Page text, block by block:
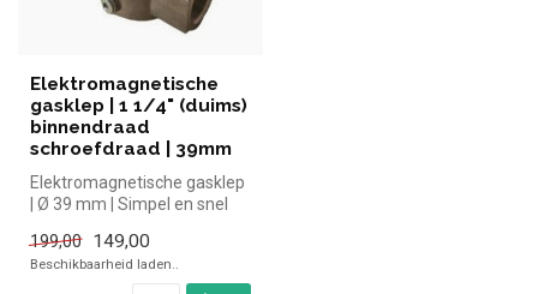
Elektromagnetische
gasklep | 1 1/4" (duims)
binnendraad
schroefdraad | 39mm
Elektromagnetische gasklep
| Ø 39 mm | Simpel en snel
199,00
149,00
Beschikbaarheid laden..